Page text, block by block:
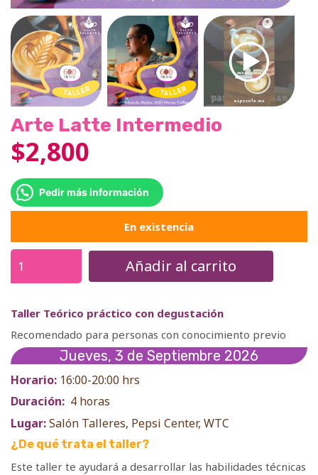
Arte Latte Intermedio
$2,800
Pedir más información
En existencia
Añadir al carrito
Taller Teórico práctico con degustación
Recomendado para personas con conocimiento previo
Jueves, 3 de Septiembre 2026
Horario: 16:00-20:00 hrs
Duración: 4 horas
Lugar:Salón Talleres, Pepsi Center, WTC
¿De qué trata el taller?
Este taller te ayudará a desarrollar las habilidades técnicas